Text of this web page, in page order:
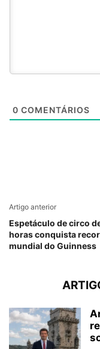
0 COMENTÁRIOS
Artigo anterior
Espetáculo de circo
horas conquista
mundial do Guinness